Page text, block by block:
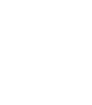
neuen Tab)